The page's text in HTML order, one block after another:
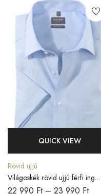
QUICK VIEW
Rövid ujjú
Világoskék rövid ujjú férfi ing
COMFORT FIT
22 990 Ft– 23 990 Ft